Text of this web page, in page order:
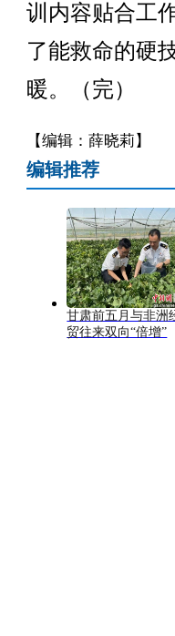
训内容贴合工
了能救命的硬
暖。（完）
【编辑：薛晓莉】
编辑推荐
甘肃前五月与非洲
贸往来双向“倍增”